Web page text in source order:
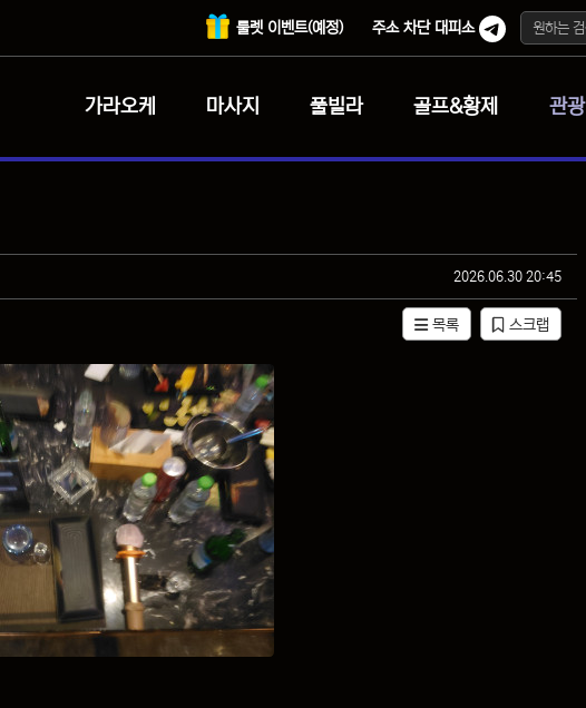
룰렛 이벤트(예정) 주소 차단 대피소
가라오케 마사지 풀빌라 골프&황제 관광
작성일
2026.06.30 20:45
목록 스크랩